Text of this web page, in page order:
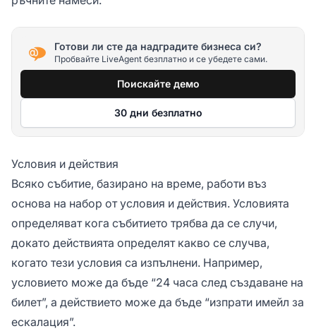
Готови ли сте да надградите бизнеса си?
Пробвайте LiveAgent безплатно и се убедете сами.
Поискайте демо
30 дни безплатно
Условия и действия
Всяко събитие, базирано на време, работи въз
основа на набор от условия и действия. Условията
определяват кога събитието трябва да се случи,
докато действията определят какво се случва,
когато тези условия са изпълнени. Например,
условието може да бъде “24 часа след създаване на
билет”, а действието може да бъде “изпрати имейл за
ескалация”.